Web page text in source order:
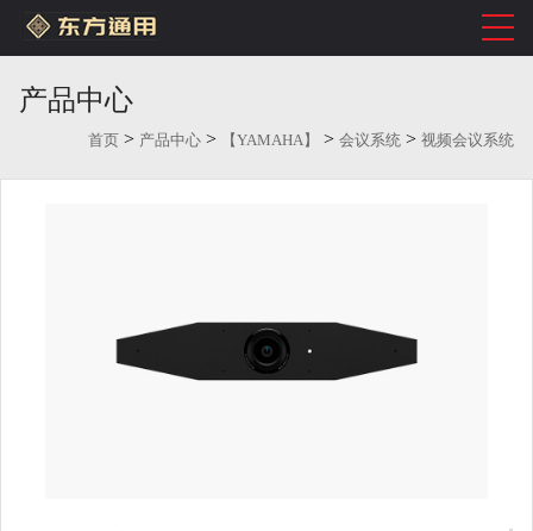
产品中心
首页 > 产品中心 > 【YAMAHA】 > 会议系统 > 视频会议系统